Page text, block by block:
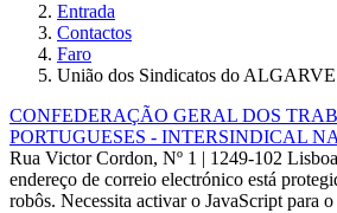
Entrada
Contactos
Faro
União dos Sindicatos do ALGARVE
CONFEDERAÇÃO GERAL DOS
PORTUGUESES - INTERSINDICAL
Rua Victor Cordon, Nº 1 | 1249-102
endereço de correio electrónico está
robôs. Necessita activar o JavaScript para